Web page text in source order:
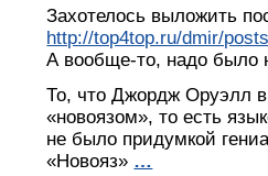
Захотелось выложить
http://top4top.ru/dmir/
А вообще-то, надо было
То, что Джордж Оруэлл
«новоязом», то есть
не было придумкой
«Новояз» …